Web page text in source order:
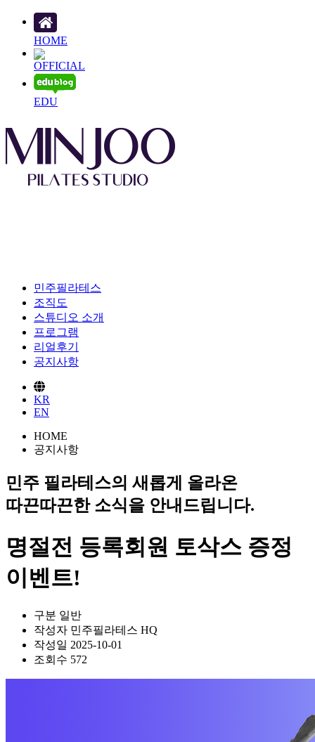
HOME
OFFICIAL
EDU
민주필라테스
조직도
스튜디오 소개
프로그램
리얼후기
공지사항
KR
EN
HOME
공지사항
민주 필라테스의 새롭게 올라온
따끈따끈한 소식을 안내드립니다.
명절전 등록회원 토삭스 증정
이벤트!
구분 일반
작성자 민주필라테스 HQ
작성일 2025-10-01
조회수 572